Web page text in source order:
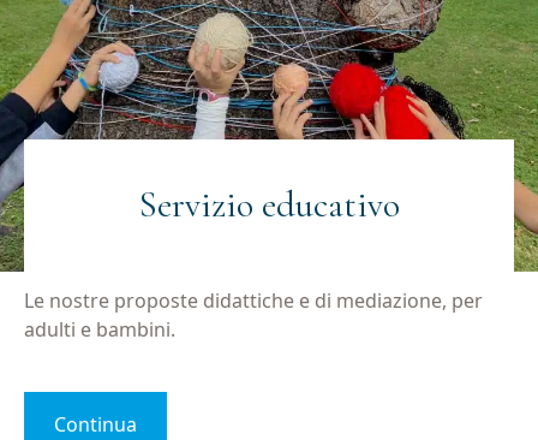
Servizio educativo
Le nostre proposte didattiche e di mediazione, per
adulti e bambini.
Continua